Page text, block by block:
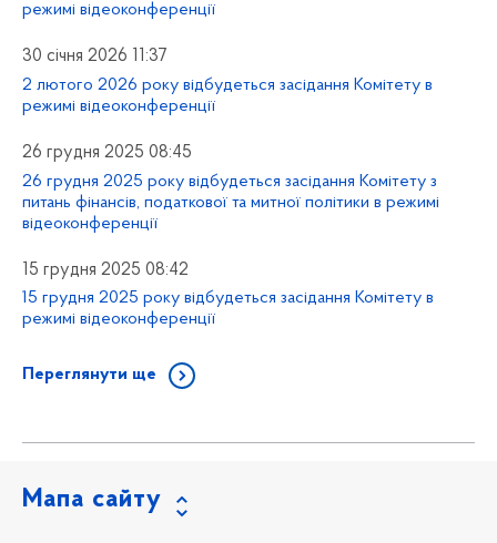
режимі відеоконференції
30 січня 2026 11:37
2 лютого 2026 року відбудеться засідання Комітету в
режимі відеоконференції
26 грудня 2025 08:45
26 грудня 2025 року відбудеться засідання Комітету з
питань фінансів, податкової та митної політики в режимі
відеоконференції
15 грудня 2025 08:42
15 грудня 2025 року відбудеться засідання Комітету в
режимі відеоконференції
Переглянути ще
Мапа сайту